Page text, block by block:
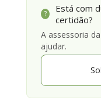
?
Está com
certidão?
A assessoria
ajudar.